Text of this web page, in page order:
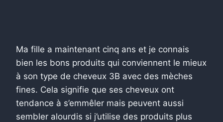
Ma fille a maintenant cinq ans et je connais
bien les bons produits qui conviennent le mieux
à son type de cheveux 3B avec des mèches
fines. Cela signifie que ses cheveux ont
tendance à s’emmêler mais peuvent aussi
sembler alourdis si j’utilise des produits plus